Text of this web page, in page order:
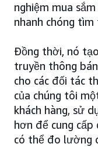
nghiệm mua
nhanh chóng tìm
Đồng thời, nó
truyền thông
cho các đối tác
của chúng tôi
khách hàng, sử
hơn để cung cấp
có thể đo lường